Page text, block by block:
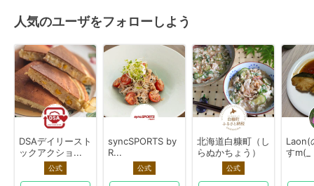
人気のユーザをフォローしよう
DSAデイリースト
ックアクショ...
公式
syncSPORTS by
R...
公式
北海道白糠町（し
らぬかちょう）
公式
Laon(
すm(_